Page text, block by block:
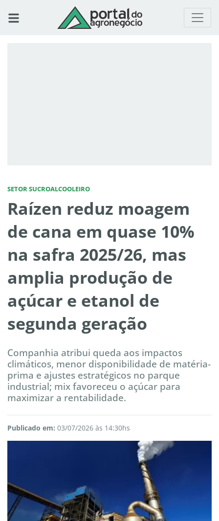
SETOR SUCROALCOOLEIRO
Raízen reduz moagem
de cana em quase 10%
na safra 2025/26, mas
amplia produção de
açúcar e etanol de
segunda geração
Companhia atribui queda aos impactos
climáticos, menor disponibilidade de matéria-
prima e ajustes estratégicos no parque
industrial; mix favoreceu o açúcar para
maximizar a rentabilidade.
Publicado em: 03/07/2026 às 14:30hs